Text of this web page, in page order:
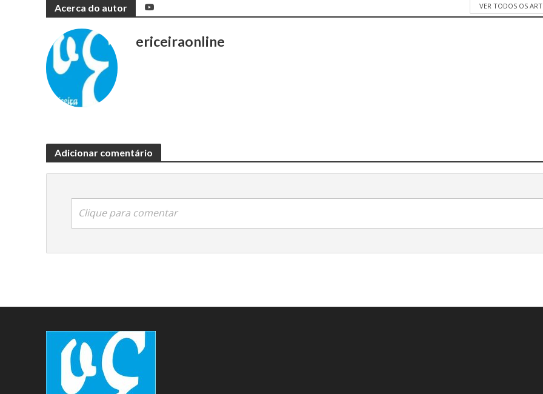
Acerca do autor VER TODOS OS
ericeiraonline
Adicionar comentário
Clique para comentar